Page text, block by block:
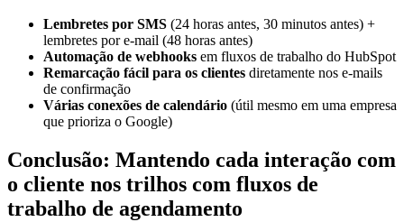
Lembretes por SMS (24 horas antes, 30 minutos antes) +
lembretes por e-mail (48 horas antes)
Automação de webhooks em fluxos de trabalho do HubSpot
Remarcação fácil para os clientes diretamente nos e-mails
de confirmação
Várias conexões de calendário (útil mesmo em uma empresa
que prioriza o Google)
Conclusão: Mantendo cada interação com
o cliente nos trilhos com fluxos de
trabalho de agendamento